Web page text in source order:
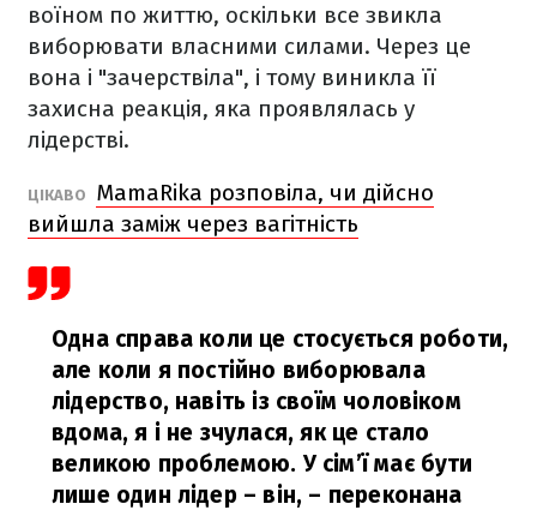
воїном по життю, оскільки все звикла
виборювати власними силами. Через це
вона і "зачерствіла", і тому виникла її
захисна реакція, яка проявлялась у
лідерстві.
ЦІКАВО
MamaRika розповіла, чи дійсно
вийшла заміж через вагітність
Одна справа коли це стосується роботи,
але коли я постійно виборювала
лідерство, навіть із своїм чоловіком
вдома, я і не зчулася, як це стало
великою проблемою. У сім’ї має бути
лише один лідер – він, – переконана